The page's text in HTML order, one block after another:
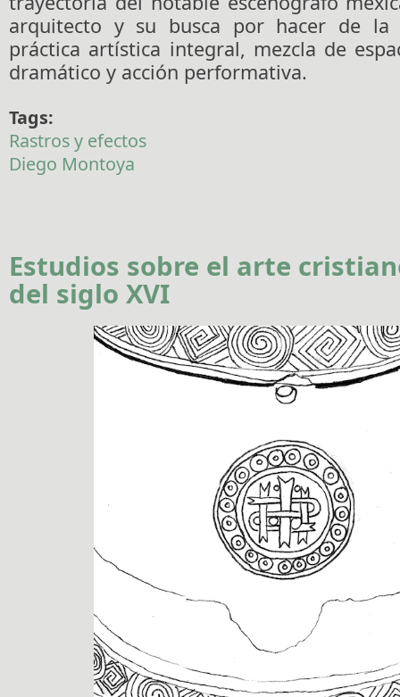
arquitecto y su busca por hacer de la
práctica artística integral, mezcla de
dramático y acción performativa.
Tags:
Rastros y efectos
Diego Montoya
Estudios sobre el arte
del siglo XVI